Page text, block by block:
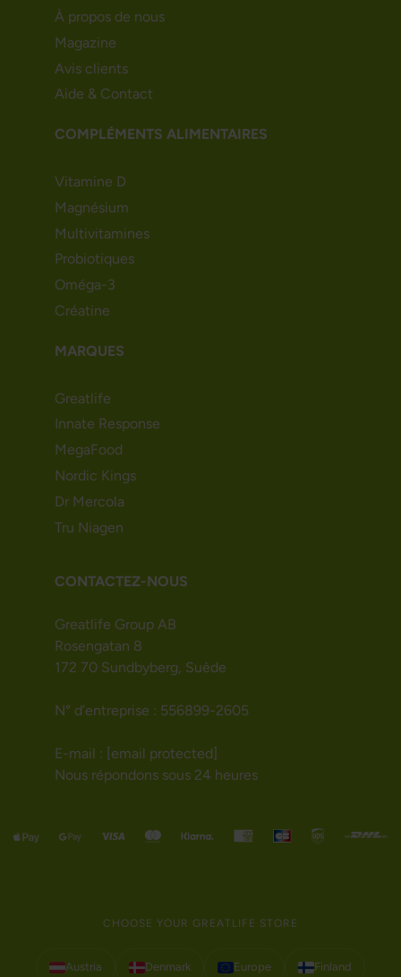
À propos de nous
Magazine
Avis clients
Aide & Contact
COMPLÉMENTS ALIMENTAIRES
Vitamine D
Magnésium
Multivitamines
Probiotiques
Oméga-3
Créatine
MARQUES
Greatlife
Innate Response
MegaFood
Nordic Kings
Dr Mercola
Tru Niagen
CONTACTEZ-NOUS
Greatlife Group AB
Rosengatan 8
172 70 Sundbyberg, Suède
N° d’entreprise : 556899-2605
E-mail : [email protected]
Nous répondons sous 24 heures
CHOOSE YOUR GREATLIFE STORE
Austria Denmark Europe Finland